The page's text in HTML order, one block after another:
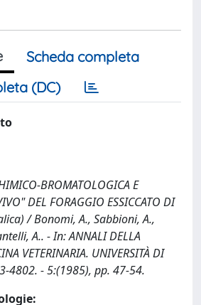
Scheda completa
(DC)
BROMATOLOGICA E
DEL FORAGGIO ESSICCATO DI
/ Bonomi, A., Sabbioni, A.,
A.. - In: ANNALI DELLA
VETERINARIA. UNIVERSITÀ DI
4802. - 5:(1985), pp. 47-54.